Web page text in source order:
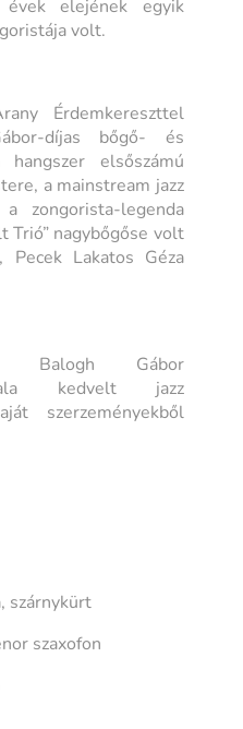
elejének egyik
volt.
Érdemkereszttel
díjas bőgő- és
hangszer elsőszámú
a mainstream jazz
zongorista-legenda
Trió” nagybőgőse volt
Pecek Lakatos Géza
Balogh Gábor
kedvelt jazz
szerzeményekből
szárnykürt
szaxofon